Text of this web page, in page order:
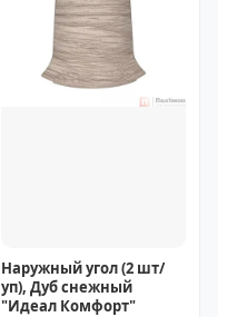
Наружный угол (2 шт/
уп), Дуб снежный
"Идеал Комфорт"